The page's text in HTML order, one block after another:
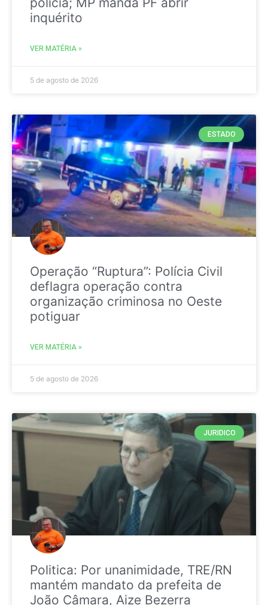
inquérito
VER MATÉRIA »
5 de agosto de 2026
ESTADO
Operação “Ruptura”: Polícia Civil
deflagra operação contra
organização criminosa no Oeste
potiguar
VER MATÉRIA »
5 de agosto de 2026
JURIDICO
Politica: Por unanimidade, TRE/RN
mantém mandato da prefeita de
João Câmara, Aize Bezerra